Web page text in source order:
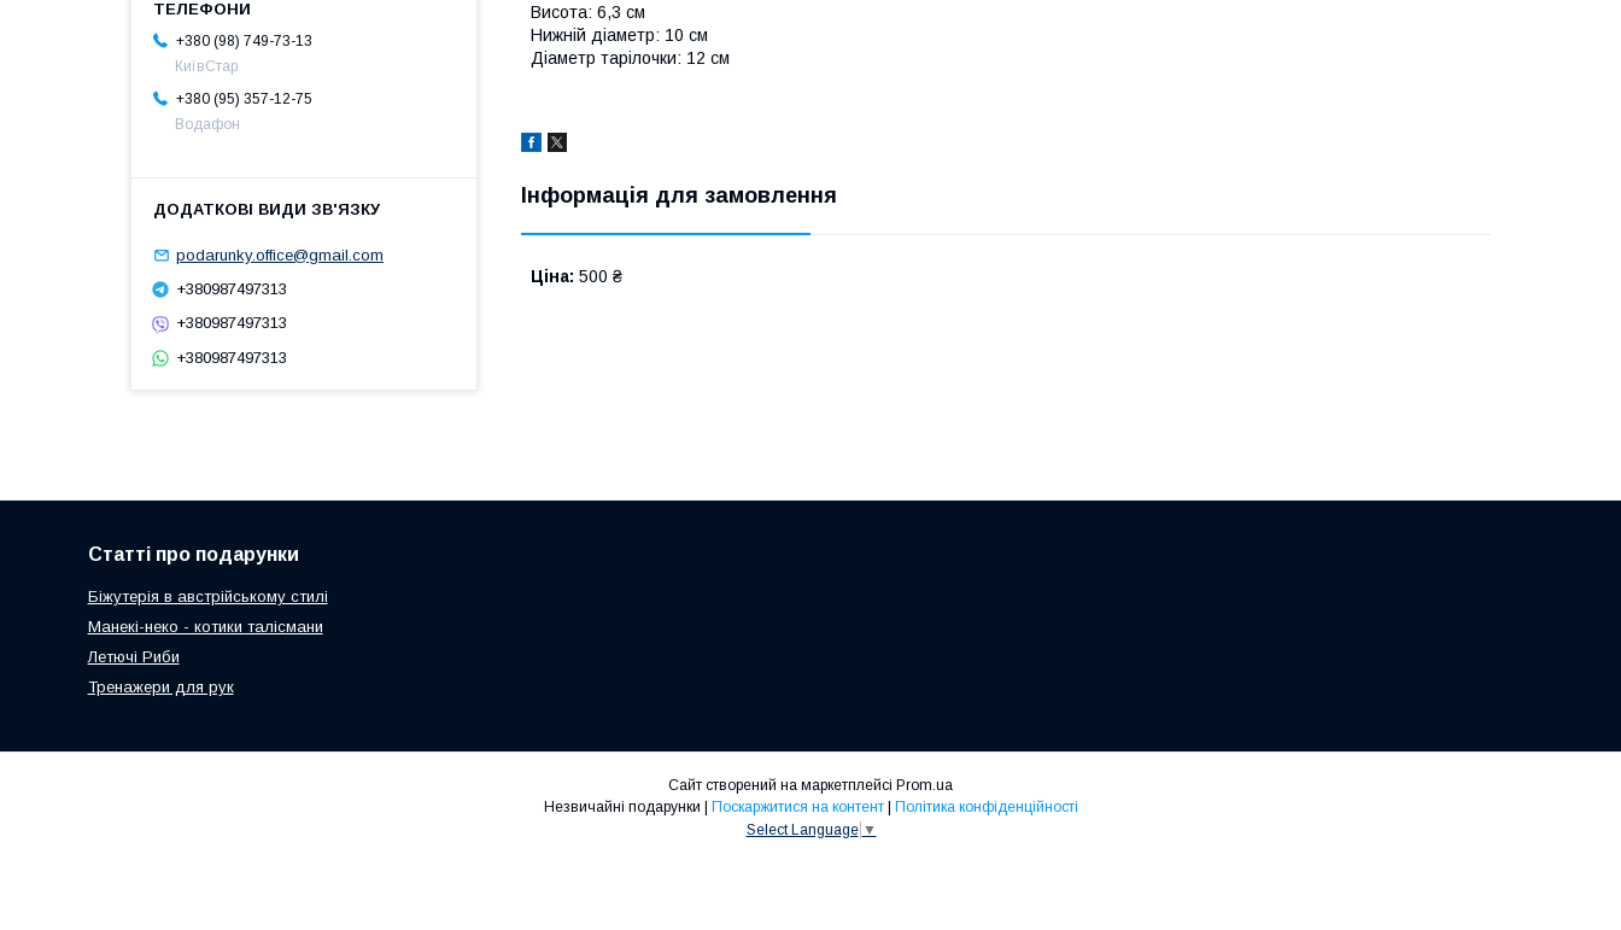
Висота: 6,3 см
Нижній діаметр: 10 см
Діаметр тарілочки: 12 см
Інформація для замовлення
Ціна: 500 ₴
+380 (98) 749-73-13
КиївСтар
+380 (95) 357-12-75
Водафон
podarunky.office@gmail.com
+380987497313
+380987497313
+380987497313
Статті про подарунки
Біжутерія в австрійському стилі
Манекі-неко - котики талісмани
Летючі Риби
Тренажери для рук
Сайт створений на маркетплейсі Prom.ua
Поскаржитися на контент
Політика конфіденційності
Select Language ▼